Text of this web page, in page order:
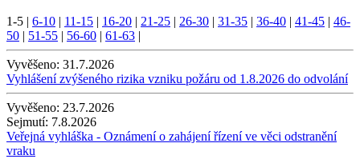
1-5 6-10 11-15 16-20 21-25 26-30 31-35 36-40 41-45
46-
50
51-55 56-60 61-63
Vyvěšeno: 31.7.2026
Vyhlášení zvýšeného rizika vzniku požáru od 1.8.2026 do odvolání
Vyvěšeno: 23.7.2026
Sejmutí: 7.8.2026
Veřejná vyhláška - Oznámení o zahájení řízení ve věci odstranění
vraku